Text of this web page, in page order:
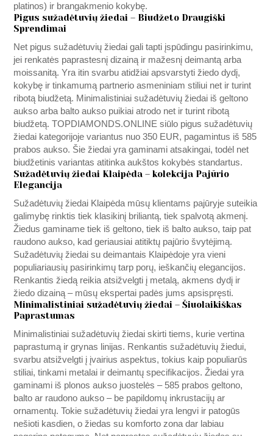
platinos) ir brangakmenio kokybę.
Pigus sužadėtuvių žiedai – Biudžeto Draugiški
Sprendimai
Net pigus sužadėtuvių žiedai gali tapti įspūdingu pasirinkimu,
jei renkatės paprastesnį dizainą ir mažesnį deimantą arba
moissanitą. Yra itin svarbu atidžiai apsvarstyti žiedo dydį,
kokybę ir tinkamumą partnerio asmeniniam stiliui net ir turint
ribotą biudžetą. Minimalistiniai sužadėtuvių žiedai iš geltono
aukso arba balto aukso puikiai atrodo net ir turint ribotą
biudžetą.TOPDIAMONDS.ONLINE siūlo pigus sužadėtuvių
žiedai kategorijoje variantus nuo 350 EUR, pagamintus iš 585
prabos aukso. Šie žiedai yra gaminami atsakingai, todėl net
biudžetinis variantas atitinka aukštos kokybės standartus.
Sužadėtuvių žiedai Klaipėda – kolekcija Pajūrio
Elegancija
Sužadėtuvių žiedai Klaipėda mūsų klientams pajūryje suteikia
galimybę rinktis tiek klasikinį briliantą, tiek spalvotą akmenį.
Žiedus gaminame tiek iš geltono, tiek iš balto aukso, taip pat
raudono aukso, kad geriausiai atitiktų pajūrio švytėjimą.
Sužadėtuvių žiedai su deimantais Klaipėdoje yra vieni
populiariausių pasirinkimų tarp porų, ieškančių elegancijos.
Renkantis žiedą reikia atsižvelgti į metalą, akmens dydį ir
žiedo dizainą – mūsų ekspertai padės jums apsispręsti.
Minimalistiniai sužadėtuvių žiedai – Šiuolaikiškas
Paprastumas
Minimalistiniai sužadėtuvių žiedai skirti tiems, kurie vertina
paprastumą ir grynas linijas. Renkantis sužadėtuvių žiedui,
svarbu atsižvelgti į įvairius aspektus, tokius kaip populiarūs
stiliai, tinkami metalai ir deimantų specifikacijos. Žiedai yra
gaminami iš plonos aukso juostelės – 585 prabos geltono,
balto ar raudono aukso – be papildomų inkrustacijų ar
ornamentų. Tokie sužadėtuvių žiedai yra lengvi ir patogūs
nešioti kasdien, o žiedas su komforto zona dar labiau